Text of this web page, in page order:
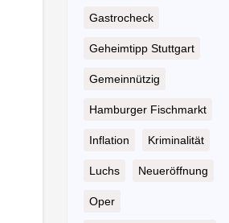
Gastrocheck
Geheimtipp Stuttgart
Gemeinnützig
Hamburger Fischmarkt
Inflation Kriminalität
Luchs Neueröffnung
Oper